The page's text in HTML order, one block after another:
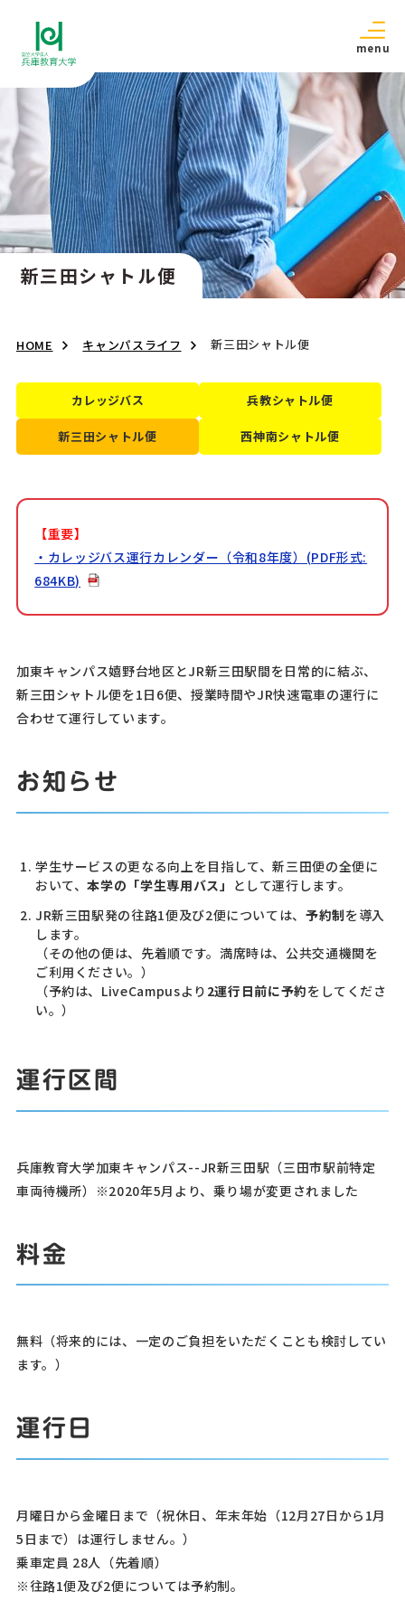
menu
新三田シャトル便
HOME キャンパスライフ 新三田シャトル便
カレッジバス 兵教シャトル便
新三田シャトル便 西神南シャトル便
【重要】
・カレッジバス運行カレンダー（令和8年度）(PDF形式:
684KB)
加東キャンパス嬉野台地区とJR新三田駅間を日常的に結ぶ、
新三田シャトル便を1日6便、授業時間やJR快速電車の運行に
合わせて運行しています。
お知らせ
学生サービスの更なる向上を目指して、新三田便の全便に
おいて、本学の「学生専用バス」 として運行します。
JR新三田駅発の往路1便及び2便については、予約制を導入
します。
（その他の便は、先着順です。満席時は、公共交通機関を
ご利用ください。）
（予約は、LiveCampusより 2運行日前に予約をしてくださ
い。）
運行区間
兵庫教育大学加東キャンパス--JR新三田駅（三田市駅前特定
車両待機所）※2020年5月より、乗り場が変更されました
料金
無料（将来的には、一定のご負担をいただくことも検討してい
ます。）
運行日
月曜日から金曜日まで（祝休日、年末年始（12月27日から1月
5日まで）は運行しません。）
乗車定員 28人（先着順）
※往路1便及び2便については予約制。